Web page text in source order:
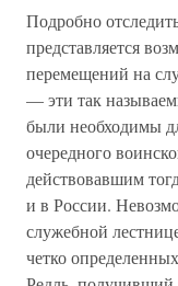
Подробно
представляется
перемещений на
— эти так
были необходимы
очередного
действовавшим
и в России.
служебной
четко